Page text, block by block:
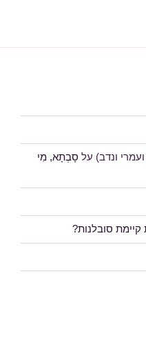
ונדב) על סָבְתָא, מִי
קיימת סובלנות?